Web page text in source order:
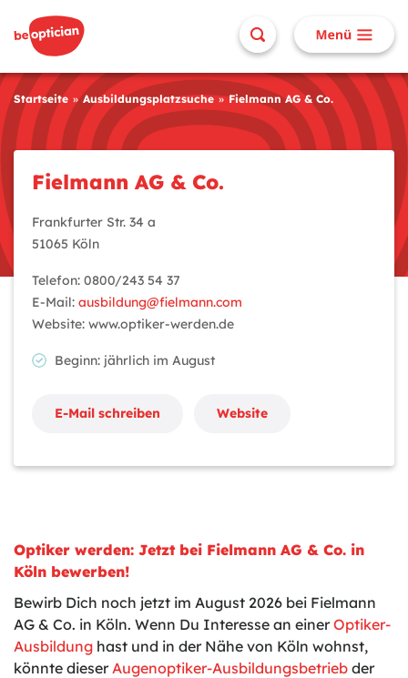
Startseite Ausbildungsplatzsuche Fielmann AG & Co.
Fielmann AG & Co.
Frankfurter Str. 34 a
51065 Köln
Telefon: 0800/243 54 37
E-Mail: ausbildung@fielmann.com
Website: www.optiker-werden.de
Beginn: jährlich im August
E-Mail schreiben Website
Optiker werden: Jetzt bei Fielmann AG & Co. in
Köln bewerben!
Bewirb Dich noch jetzt im August 2026 bei Fielmann
AG & Co. in Köln. Wenn Du Interesse an einer Optiker-
Ausbildung hast und in der Nähe von Köln wohnst,
könnte dieser Augenoptiker-Ausbildungsbetrieb der